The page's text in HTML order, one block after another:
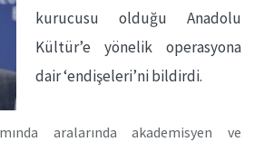
kurucusu olduğu Anadolu
Kültür’e yönelik operasyona
dair ‘endişeleri’ni bildirdi.
aralarında akademisyen ve